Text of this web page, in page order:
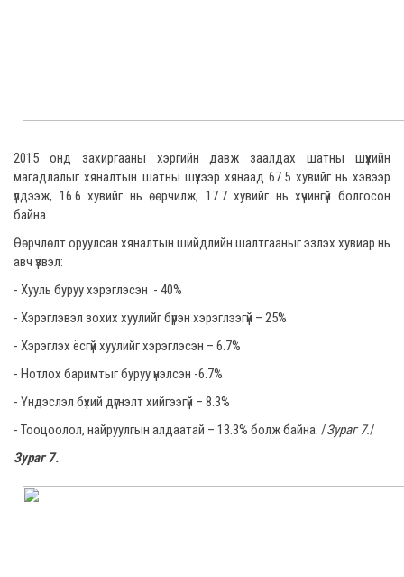
2015 онд захиргааны хэргийн давж заалдах шатны шүүхийн
магадлалыг хяналтын шатны шүүхээр хянаад 67.5 хувийг нь хэвээр
үлдээж, 16.6 хувийг нь өөрчилж, 17.7 хувийг нь хүчингүй болгосон
байна.
Өөрчлөлт оруулсан хяналтын шийдлийн шалтгааныг эзлэх хувиар нь
авч үзвэл:
- Хууль буруу хэрэглэсэн - 40%
- Хэрэглэвэл зохих хуулийг бүрэн хэрэглээгүй – 25%
- Хэрэглэх ёсгүй хуулийг хэрэглэсэн – 6.7%
- Нотлох баримтыг буруу үнэлсэн -6.7%
- Үндэслэл бүхий дүгнэлт хийгээгүй – 8.3%
- Тооцоолол, найруулгын алдаатай – 13.3% болж байна. /Зураг 7./
Зураг 7.